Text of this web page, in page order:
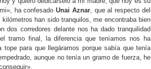
ha confesadoUnai Aznar, que al respecto del
han sido tranquilos, me encontraba bien
corredores delante nos ha dado tranquilidad
tramo final, la diferencia que teníamos nos ha
para que llegáramos porque sabía que tenía
aunque no tenía un gramo de fuerza, he